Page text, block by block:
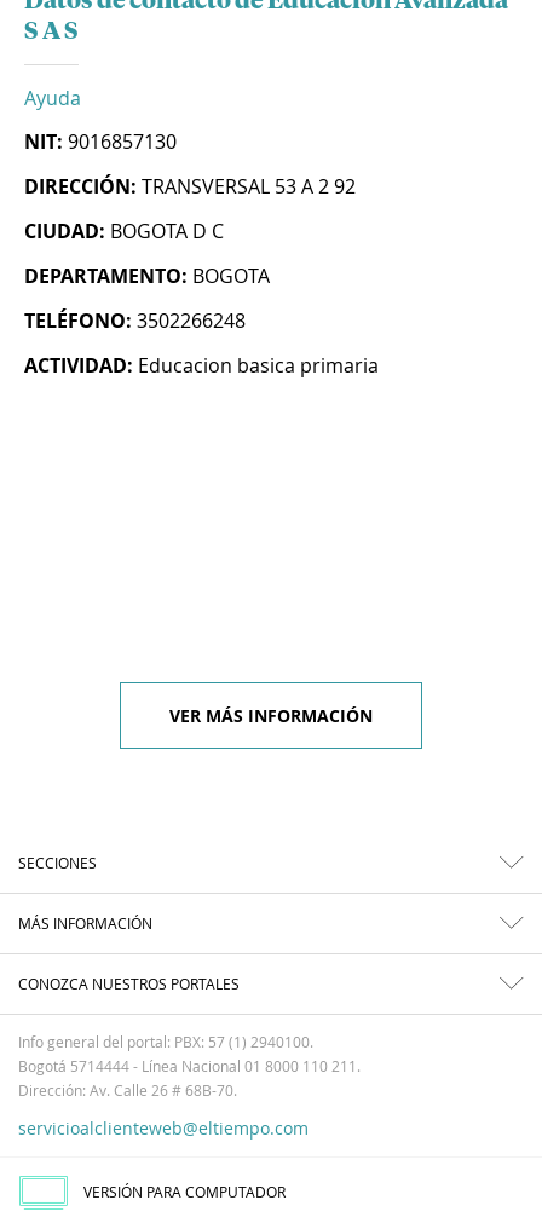
S A S
Ayuda
NIT: 9016857130
DIRECCIÓN: TRANSVERSAL 53 A 2 92
CIUDAD: BOGOTA D C
DEPARTAMENTO: BOGOTA
TELÉFONO: 3502266248
ACTIVIDAD: Educacion basica primaria
VER MÁS INFORMACIÓN
SECCIONES
MÁS INFORMACIÓN
CONOZCA NUESTROS PORTALES
Info general del portal: PBX: 57 (1) 2940100.
Bogotá 5714444 - Línea Nacional 01 8000 110 211.
Dirección: Av. Calle 26 # 68B-70.
servicioalclienteweb@eltiempo.com
VERSIÓN PARA COMPUTADOR